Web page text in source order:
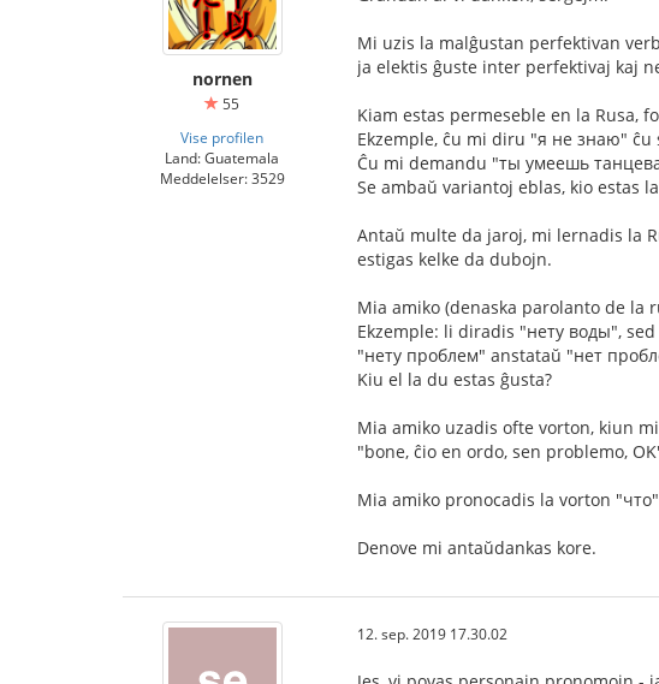
nornen
55
Vise profilen
Land: Guatemala
Meddelelser: 3529
Mi uzis la malĝustan perfektivan
ja elektis ĝuste inter perfektivaj kaj
Kiam estas permeseble en la Rusa,
Ekzemple, ĉu mi diru "я не знаю"
Ĉu mi demandu "ты умеешь
Se ambaŭ variantoj eblas, kio estas
Antaŭ multe da jaroj, mi lernadis la
estigas kelke da dubojn.
Mia amiko (denaska parolanto de la
Ekzemple: li diradis "нету воды",
"нету проблем" anstataŭ "нет
Kiu el la du estas ĝusta?
Mia amiko uzadis ofte vorton, kiun
"bone, ĉio en ordo, sen problemo,
Mia amiko pronocadis la vorton
Denove mi antaŭdankas kore.
12. sep. 2019 17.30.02